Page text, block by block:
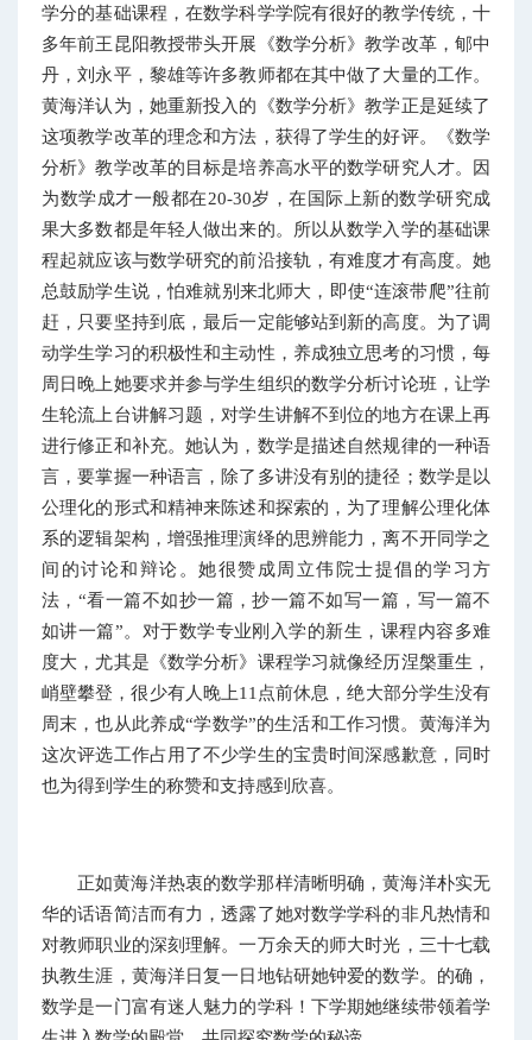
学分的基础课程，在数学科学学院有很好的教学传统，十
多年前王昆阳教授带头开展《数学分析》教学改革，郇中
丹，刘永平，黎雄等许多教师都在其中做了大量的工作。
黄海洋认为，她重新投入的《数学分析》教学正是延续了
这项教学改革的理念和方法，获得了学生的好评。《数学
分析》教学改革的目标是培养高水平的数学研究人才。因
为数学成才一般都在20-30岁，在国际上新的数学研究成
果大多数都是年轻人做出来的。所以从数学入学的基础课
程起就应该与数学研究的前沿接轨，有难度才有高度。她
总鼓励学生说，怕难就别来北师大，即使“连滚带爬”往前
赶，只要坚持到底，最后一定能够站到新的高度。为了调
动学生学习的积极性和主动性，养成独立思考的习惯，每
周日晚上她要求并参与学生组织的数学分析讨论班，让学
生轮流上台讲解习题，对学生讲解不到位的地方在课上再
进行修正和补充。她认为，数学是描述自然规律的一种语
言，要掌握一种语言，除了多讲没有别的捷径；数学是以
公理化的形式和精神来陈述和探索的，为了理解公理化体
系的逻辑架构，增强推理演绎的思辨能力，离不开同学之
间的讨论和辩论。她很赞成周立伟院士提倡的学习方
法，“看一篇不如抄一篇，抄一篇不如写一篇，写一篇不
如讲一篇”。对于数学专业刚入学的新生，课程内容多难
度大，尤其是《数学分析》课程学习就像经历涅槃重生，
峭壁攀登，很少有人晚上11点前休息，绝大部分学生没有
周末，也从此养成“学数学”的生活和工作习惯。黄海洋为
这次评选工作占用了不少学生的宝贵时间深感歉意，同时
也为得到学生的称赞和支持感到欣喜。
正如黄海洋热衷的数学那样清晰明确，黄海洋朴实无
华的话语简洁而有力，透露了她对数学学科的非凡热情和
对教师职业的深刻理解。一万余天的师大时光，三十七载
执教生涯，黄海洋日复一日地钻研她钟爱的数学。的确，
数学是一门富有迷人魅力的学科！下学期她继续带领着学